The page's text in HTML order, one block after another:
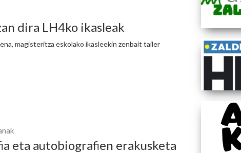
dira LH4ko ikasleak
magisteritza eskolako ikasleekin zenbait tailer
eta autobiografien erakusketa